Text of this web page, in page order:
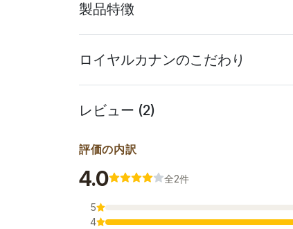
製品特徴
ロイヤルカナンのこだわり
レビュー (2)
評価の内訳
平均評価
4.0 全2件
5
4